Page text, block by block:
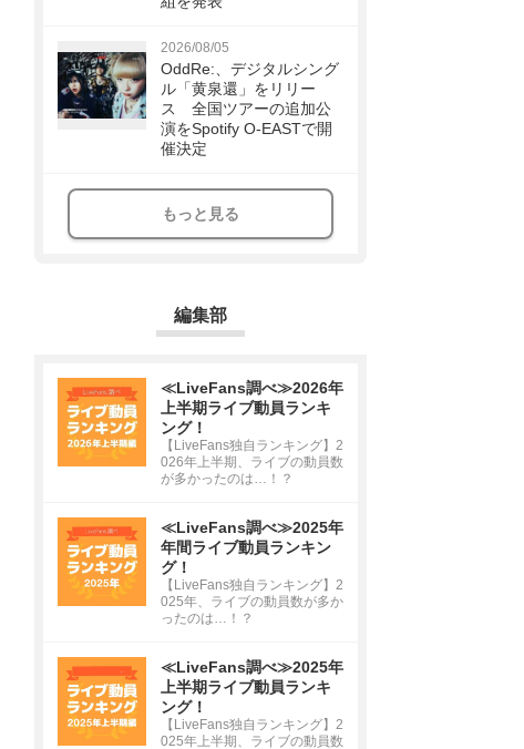
2026/08/05
OddRe:、デジタルシング
ル「黄泉還」をリリー
ス 全国ツアーの追加公
演をSpotify O-EASTで開
催決定
もっと見る
編集部
≪LiveFans調べ≫2026年
上半期ライブ動員ランキ
ング！
【LiveFans独自ランキング】2
026年上半期、ライブの動員数
が多かったのは…！？
≪LiveFans調べ≫2025年
年間ライブ動員ランキン
グ！
【LiveFans独自ランキング】2
025年、ライブの動員数が多か
ったのは…！？
≪LiveFans調べ≫2025年
上半期ライブ動員ランキ
ング！
【LiveFans独自ランキング】2
025年上半期、ライブの動員数